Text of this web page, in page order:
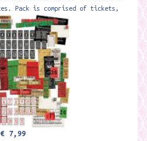
Pack is comprised of tickets,
€ 7,99